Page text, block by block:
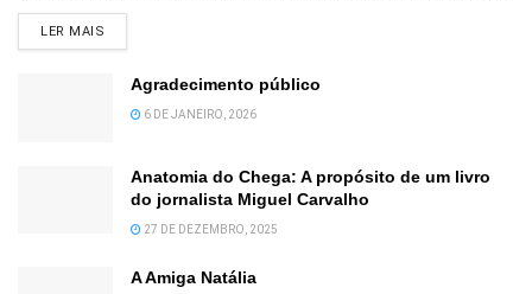
LER MAIS
Agradecimento público
6 DE JANEIRO, 2026
Anatomia do Chega: A propósito de um livro
do jornalista Miguel Carvalho
27 DE DEZEMBRO, 2025
A Amiga Natália